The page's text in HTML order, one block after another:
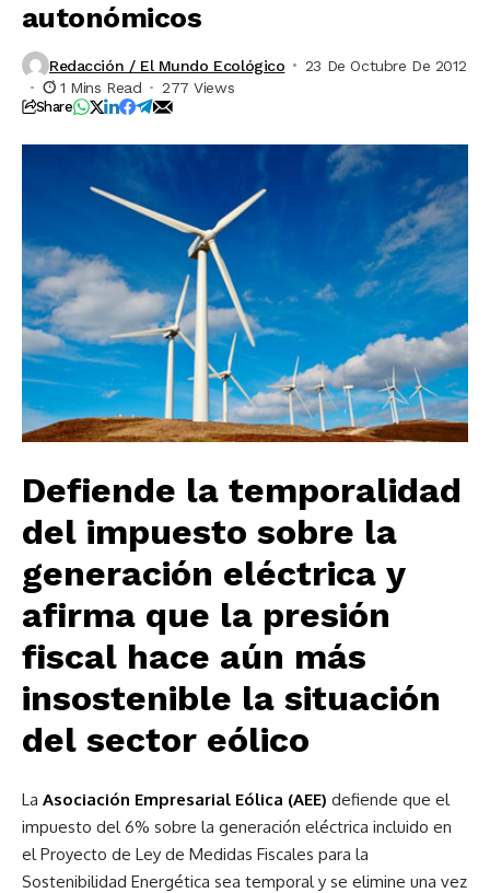
autonómicos
Redacción / El Mundo Ecológico
23 De Octubre De 2012
1 Mins Read
277 Views
Share
Defiende la temporalidad
del impuesto sobre la
generación eléctrica y
afirma que la presión
fiscal hace aún más
insostenible la situación
del sector eólico
La Asociación Empresarial Eólica (AEE) defiende que el
impuesto del 6% sobre la generación eléctrica incluido en
el Proyecto de Ley de Medidas Fiscales para la
Sostenibilidad Energética sea temporal y se elimine una vez